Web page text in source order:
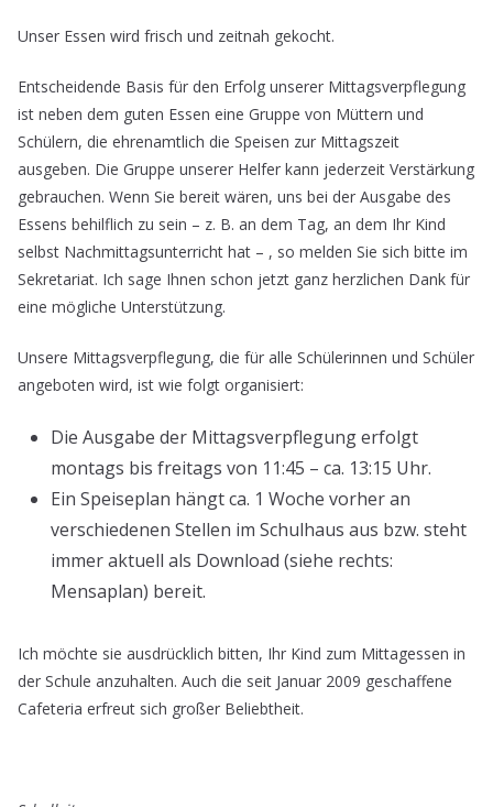
Unser Essen wird frisch und zeitnah gekocht.
Entscheidende Basis für den Erfolg unserer Mittagsverpflegung
ist neben dem guten Essen eine Gruppe von Müttern und
Schülern, die ehrenamtlich die Speisen zur Mittagszeit
ausgeben. Die Gruppe unserer Helfer kann jederzeit Verstärkung
gebrauchen. Wenn Sie bereit wären, uns bei der Ausgabe des
Essens behilflich zu sein – z. B. an dem Tag, an dem Ihr Kind
selbst Nachmittagsunterricht hat – , so melden Sie sich bitte im
Sekretariat. Ich sage Ihnen schon jetzt ganz herzlichen Dank für
eine mögliche Unterstützung.
Unsere Mittagsverpflegung, die für alle Schülerinnen und Schüler
angeboten wird, ist wie folgt organisiert:
Die Ausgabe der Mittagsverpflegung erfolgt
montags bis freitags von 11:45 – ca. 13:15 Uhr.
Ein Speiseplan hängt ca. 1 Woche vorher an
verschiedenen Stellen im Schulhaus aus bzw. steht
immer aktuell als Download (siehe rechts:
Mensaplan) bereit.
Ich möchte sie ausdrücklich bitten, Ihr Kind zum Mittagessen in
der Schule anzuhalten. Auch die seit Januar 2009 geschaffene
Cafeteria erfreut sich großer Beliebtheit.